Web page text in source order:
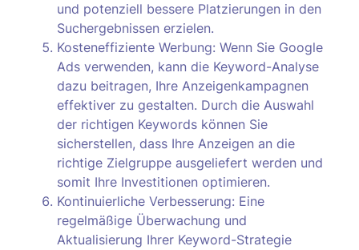
und potenziell bessere Platzierungen in den
Suchergebnissen erzielen.
Kosteneffiziente Werbung: Wenn Sie Google
Ads verwenden, kann die Keyword-Analyse
dazu beitragen, Ihre Anzeigenkampagnen
effektiver zu gestalten. Durch die Auswahl
der richtigen Keywords können Sie
sicherstellen, dass Ihre Anzeigen an die
richtige Zielgruppe ausgeliefert werden und
somit Ihre Investitionen optimieren.
Kontinuierliche Verbesserung: Eine
regelmäßige Überwachung und
Aktualisierung Ihrer Keyword-Strategie